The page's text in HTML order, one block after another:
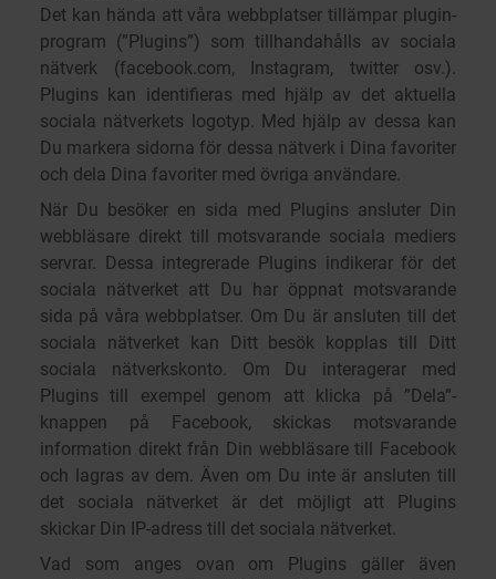
Det kan hända att våra webbplatser tillämpar plugin-
program (”Plugins”) som tillhandahålls av sociala
nätverk (facebook.com, Instagram, twitter osv.).
Plugins kan identifieras med hjälp av det aktuella
sociala nätverkets logotyp. Med hjälp av dessa kan
Du markera sidorna för dessa nätverk i Dina favoriter
och dela Dina favoriter med övriga användare.
När Du besöker en sida med Plugins ansluter Din
webbläsare direkt till motsvarande sociala mediers
servrar. Dessa integrerade Plugins indikerar för det
sociala nätverket att Du har öppnat motsvarande
sida på våra webbplatser. Om Du är ansluten till det
sociala nätverket kan Ditt besök kopplas till Ditt
sociala nätverkskonto. Om Du interagerar med
Plugins till exempel genom att klicka på ”Dela”-
knappen på Facebook, skickas motsvarande
information direkt från Din webbläsare till Facebook
och lagras av dem. Även om Du inte är ansluten till
det sociala nätverket är det möjligt att Plugins
skickar Din IP-adress till det sociala nätverket.
Vad som anges ovan om Plugins gäller även